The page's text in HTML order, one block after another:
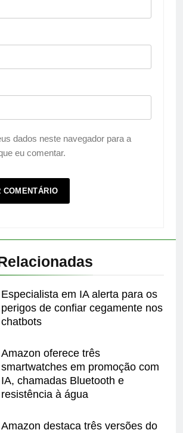
dados neste navegador para a
eu comentar.
Especialista em IA alerta para os
perigos de confiar cegamente nos
chatbots
Amazon oferece três
smartwatches em promoção com
IA, chamadas Bluetooth e
resistência à água
Amazon destaca três versões do